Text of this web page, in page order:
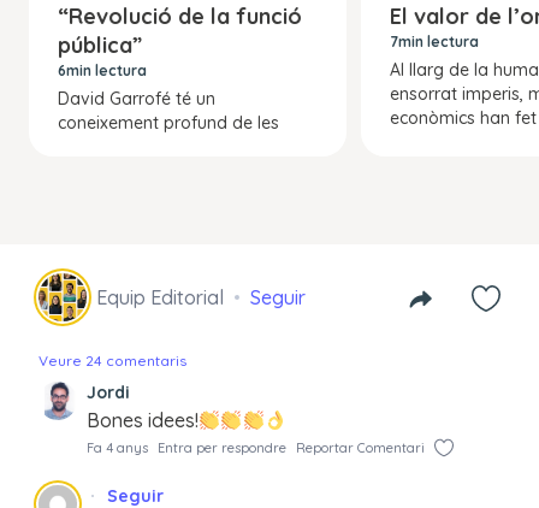
“Revolució de la funció
pública”
6min lectura
David Garrofé té un
coneixement profund de les
El valor de
7min lectura
Al llarg de la
ensorrat imperis,
econòmics han
Equip Editorial Seguir
Veure 24 comentaris
Jordi
Bones idees!
Fa 4 anys Entra per respondre Reportar Comentari
Seguir